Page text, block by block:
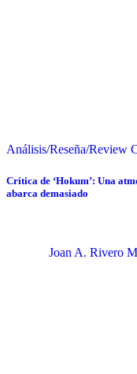
Análisis/Reseña/Review
Crítica de ‘Hokum’: Una
abarca demasiado
Joan A. Rivero